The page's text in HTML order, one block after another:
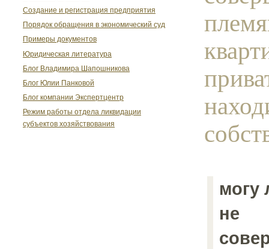
Создание и регистрация предприятия
Порядок обращения в экономический суд
Примеры документов
Юридическая литература
Блог Владимира Шапошникова
Блог Юлии Панковой
Блог компании Экспертцентр
Режим работы отдела ликвидации
субъектов хозяйствования
могу
не